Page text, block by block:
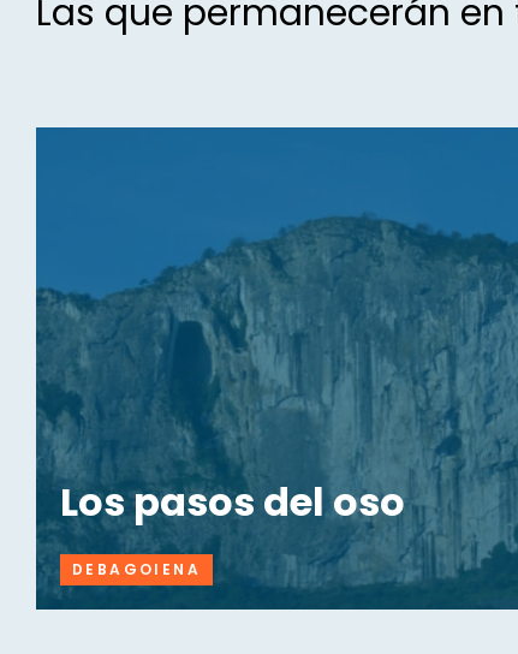
Las que permanecerán
Los pasos del oso
DEBAGOIENA